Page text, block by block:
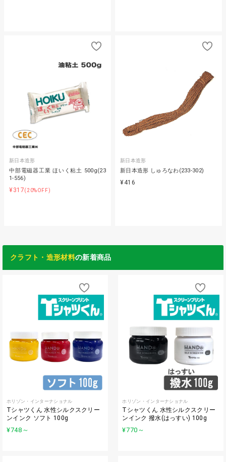
新日本造形
中部電磁器工業 ほいく粘土 500g(23
1-556)
¥317(20%OFF)
新日本造形
新日本造形 しゅろなわ(233-302)
¥416
クラフト・造形材料の新着商品
ホリゾン・インターナショナル
Tシャツくん 水性シルクスクリー
ンインク ソフト 100g
¥748 ～
ホリゾン・インターナショナル
Tシャツくん 水性シルクスクリー
ンインク 撥水(はっすい) 100g
¥770 ～